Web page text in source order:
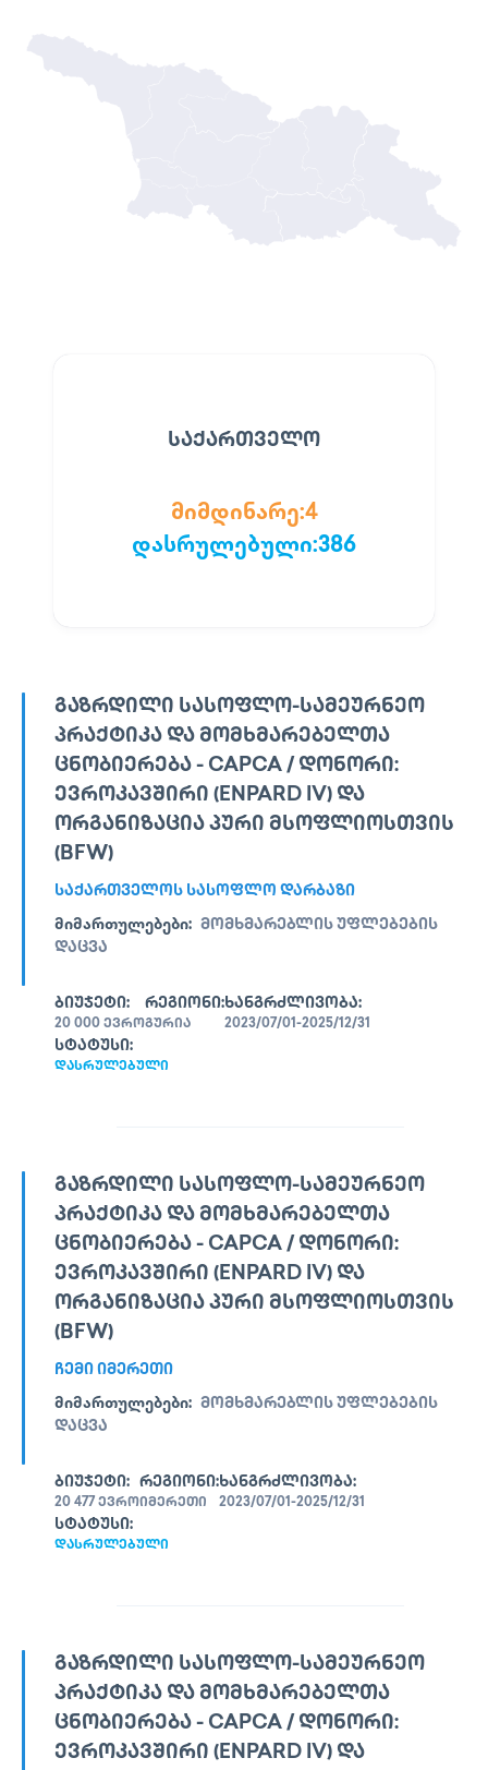
ᲒᲐᲖᲠᲓᲘᲚᲘ ᲡᲐᲡᲝᲤᲚᲝ-ᲡᲐᲛᲔᲣᲠᲜᲔᲝ
ᲞᲠᲐᲥᲢᲘᲙᲐ ᲓᲐ ᲛᲝᲛᲮᲛᲐᲠᲔᲑᲔᲚᲗᲐ
ᲪᲜᲝᲑᲘᲔᲠᲔᲑᲐ - CAPCA / ᲓᲝᲜᲝᲠᲘ:
ᲔᲕᲠᲝᲙᲐᲕᲨᲘᲠᲘ (ENPARD IV) ᲓᲐ
ᲝᲠᲒᲐᲜᲘᲖᲐᲪᲘᲐ ᲞᲣᲠᲘ ᲛᲡᲝᲤᲚᲘᲝᲡᲗᲕᲘᲡ
(BFW)
ᲡᲐᲥᲐᲠᲗᲕᲔᲚᲝᲡ ᲡᲐᲡᲝᲤᲚᲝ ᲓᲐᲠᲑᲐᲖᲘ
ᲛᲘᲛᲐᲠᲗᲣᲚᲔᲑᲔᲑᲘ: ᲛᲝᲛᲮᲛᲐᲠᲔᲑᲚᲘᲡ ᲣᲤᲚᲔᲑᲔᲑᲘᲡ
ᲓᲐᲪᲕᲐ
ᲑᲘᲣᲯᲔᲢᲘ:
20 000 ᲔᲕᲠᲝ
ᲠᲔᲒᲘᲝᲜᲘ:
ᲒᲣᲠᲘᲐ
ᲮᲐᲜᲒᲠᲫᲚᲘᲕᲝᲑᲐ:
2023/07/01-2025/12/31
ᲡᲢᲐᲢᲣᲡᲘ:
ᲓᲐᲡᲠᲣᲚᲔᲑᲣᲚᲘ
ᲒᲐᲖᲠᲓᲘᲚᲘ ᲡᲐᲡᲝᲤᲚᲝ-ᲡᲐᲛᲔᲣᲠᲜᲔᲝ
ᲞᲠᲐᲥᲢᲘᲙᲐ ᲓᲐ ᲛᲝᲛᲮᲛᲐᲠᲔᲑᲔᲚᲗᲐ
ᲪᲜᲝᲑᲘᲔᲠᲔᲑᲐ - CAPCA / ᲓᲝᲜᲝᲠᲘ:
ᲔᲕᲠᲝᲙᲐᲕᲨᲘᲠᲘ (ENPARD IV) ᲓᲐ
ᲝᲠᲒᲐᲜᲘᲖᲐᲪᲘᲐ ᲞᲣᲠᲘ ᲛᲡᲝᲤᲚᲘᲝᲡᲗᲕᲘᲡ
(BFW)
ᲩᲔᲛᲘ ᲘᲛᲔᲠᲔᲗᲘ
ᲛᲘᲛᲐᲠᲗᲣᲚᲔᲑᲔᲑᲘ: ᲛᲝᲛᲮᲛᲐᲠᲔᲑᲚᲘᲡ ᲣᲤᲚᲔᲑᲔᲑᲘᲡ
ᲓᲐᲪᲕᲐ
ᲑᲘᲣᲯᲔᲢᲘ:
20 477 ᲔᲕᲠᲝ
ᲠᲔᲒᲘᲝᲜᲘ:
ᲘᲛᲔᲠᲔᲗᲘ
ᲮᲐᲜᲒᲠᲫᲚᲘᲕᲝᲑᲐ:
2023/07/01-2025/12/31
ᲡᲢᲐᲢᲣᲡᲘ:
ᲓᲐᲡᲠᲣᲚᲔᲑᲣᲚᲘ
ᲒᲐᲖᲠᲓᲘᲚᲘ ᲡᲐᲡᲝᲤᲚᲝ-ᲡᲐᲛᲔᲣᲠᲜᲔᲝ
ᲞᲠᲐᲥᲢᲘᲙᲐ ᲓᲐ ᲛᲝᲛᲮᲛᲐᲠᲔᲑᲔᲚᲗᲐ
ᲪᲜᲝᲑᲘᲔᲠᲔᲑᲐ - CAPCA / ᲓᲝᲜᲝᲠᲘ:
ᲔᲕᲠᲝᲙᲐᲕᲨᲘᲠᲘ (ENPARD IV) ᲓᲐ
ᲡᲐᲥᲐᲠᲗᲕᲔᲚᲝ
მიმდინარე:4
დასრულებული:386